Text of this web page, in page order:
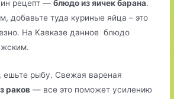
рецепт —блюдо из яичек барана.
добавьте туда куриные яйца – это
На Кавказе данное блюдо
ешьте рыбу. Свежая вареная
раков — все это поможет усилению